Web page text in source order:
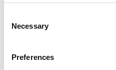
Necessary
Preferences
коминни системи